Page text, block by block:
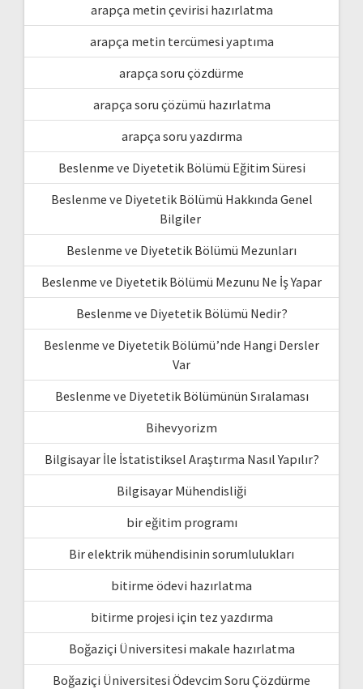
arapça metin çevirisi hazırlatma
arapça metin tercümesi yaptıma
arapça soru çözdürme
arapça soru çözümü hazırlatma
arapça soru yazdırma
Beslenme ve Diyetetik Bölümü Eğitim Süresi
Beslenme ve Diyetetik Bölümü Hakkında Genel
Bilgiler
Beslenme ve Diyetetik Bölümü Mezunları
Beslenme ve Diyetetik Bölümü Mezunu Ne İş Yapar
Beslenme ve Diyetetik Bölümü Nedir?
Beslenme ve Diyetetik Bölümü’nde Hangi Dersler
Var
Beslenme ve Diyetetik Bölümünün Sıralaması
Bihevyorizm
Bilgisayar İle İstatistiksel Araştırma Nasıl Yapılır?
Bilgisayar Mühendisliği
bir eğitim programı
Bir elektrik mühendisinin sorumlulukları
bitirme ödevi hazırlatma
bitirme projesi için tez yazdırma
Boğaziçi Üniversitesi makale hazırlatma
Boğaziçi Üniversitesi Ödevcim Soru Çözdürme